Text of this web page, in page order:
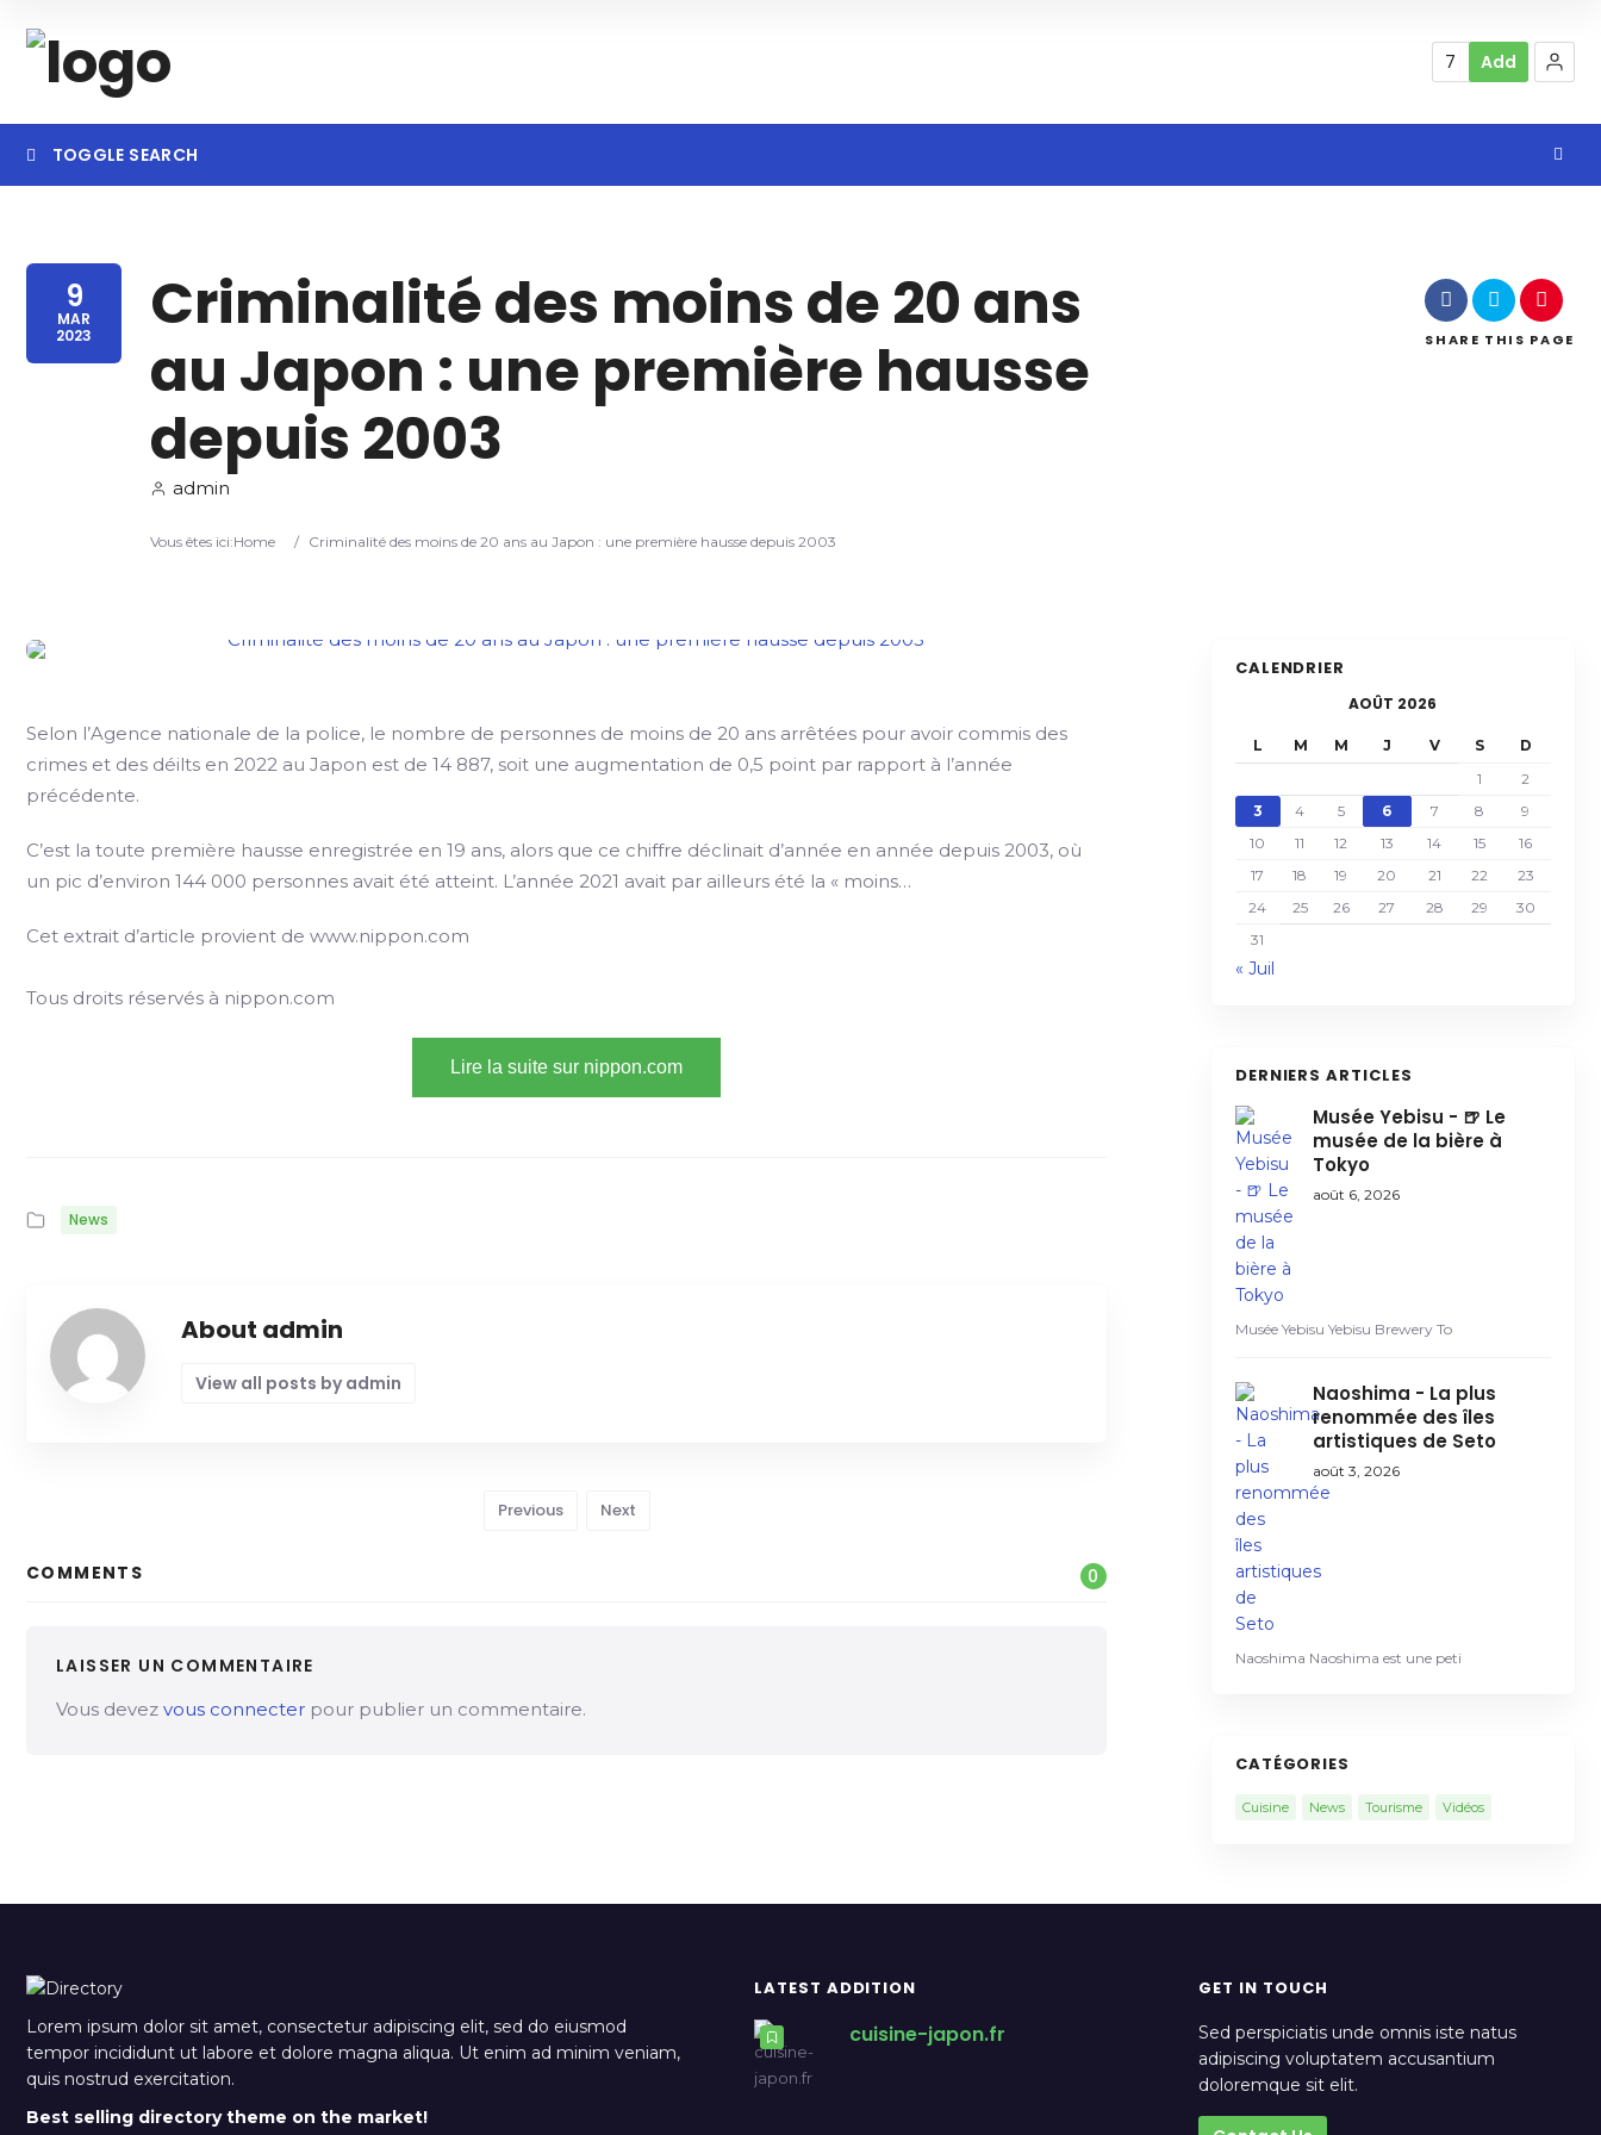
7 Add
TOGGLE SEARCH
Category Location Search
9
MAR
2023
Criminalité des moins de 20 ans
au Japon : une première hausse
depuis 2003
admin
Vous êtes ici:Home / Criminalité des moins de 20 ans au Japon : une première hausse depuis 2003
SHARE THIS PAGE
Selon l’Agence nationale de la police, le nombre de personnes de moins de 20 ans arrêtées pour avoir commis des
crimes et des déilts en 2022 au Japon est de 14 887, soit une augmentation de 0,5 point par rapport à l’année
précédente.
C’est la toute première hausse enregistrée en 19 ans, alors que ce chiffre déclinait d’année en année depuis 2003, où
un pic d’environ 144 000 personnes avait été atteint. L’année 2021 avait par ailleurs été la « moins…
Cet extrait d’article provient de www.nippon.com
Tous droits réservés à nippon.com
Lire la suite sur nippon.com
News
About admin
View all posts by admin
Previous Next
COMMENTS 0
LAISSER UN COMMENTAIRE
Vous devez vous connecter pour publier un commentaire.
CALENDRIER
AOÛT 2026
L M M J V S
D
1
2
3
4 5 6 7 8
9
10
11 12 13 14 15
16
17
18 19 20 21 22
23
24
25 26 27 28 29
30
31
« Juil
DERNIERS ARTICLES
Musée Yebisu - 🍺 Le
musée de la bière à
Tokyo
août 6, 2026
Musée Yebisu Yebisu Brewery To
Naoshima - La plus
renommée des îles
artistiques de Seto
août 3, 2026
Naoshima Naoshima est une peti
CATÉGORIES
Cuisine News Tourisme Vidéos
Lorem ipsum dolor sit amet, consectetur adipiscing elit, sed do eiusmod
tempor incididunt ut labore et dolore magna aliqua. Ut enim ad minim veniam,
quis nostrud exercitation.
Best selling directory theme on the market!
LATEST ADDITION
cuisine-japon.fr
GET IN TOUCH
Sed perspiciatis unde omnis iste natus
adipiscing voluptatem accusantium
doloremque sit elit.